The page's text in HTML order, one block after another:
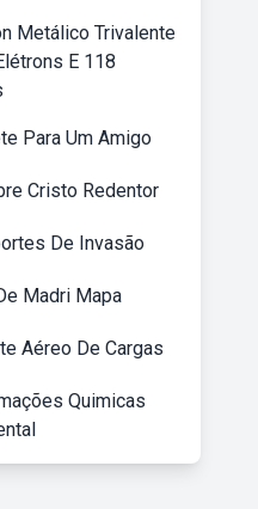
Metálico Trivalente
E 118
Para Um Amigo
Cristo Redentor
De Invasão
Madri Mapa
Aéreo De Cargas
Quimicas